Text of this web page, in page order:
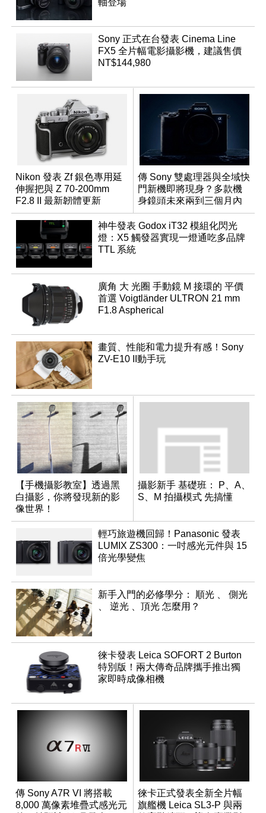
軸登場
Sony 正式在台發表 Cinema Line
FX5 全片幅電影攝影機，建議售價
NT$144,980
Nikon 發表 Zf 銀色專用延
伸握把與 Z 70-200mm
F2.8 II 最新韌體更新
傳 Sony 雙處理器與全域快
門新機即將現身？多款機
身鏡頭未來兩到三個月內
有望登場
神牛發表 Godox iT32 模組化閃光
燈：X5 觸發器實現一燈通吃多品牌
TTL 系統
廣角 大 光圈 手動鏡 M 接環的 平價
首選 Voigtländer ULTRON 21 mm
F1.8 Aspherical
畫質、性能和電力提升有感！Sony
ZV-E10 II動手玩
【手機攝影教室】透過黑
白攝影，你將發現新的影
像世界！
攝影新手 基礎班： P、A、
S、M 拍攝模式 先搞懂
輕巧旅遊機回歸！Panasonic 發表
LUMIX ZS300：一吋感光元件與 15
倍光學變焦
新手入門的必修學分： 順光 、 側光
、 逆光 、頂光 怎麼用？
徠卡發表 Leica SOFORT 2 Burton
特別版！兩大傳奇品牌攜手推出獨
家即時成像相機
傳 Sony A7R VI 將搭載
8,000 萬像素堆疊式感光元
徠卡正式發表全新全片幅
旗艦機 Leica SL3-P 與兩